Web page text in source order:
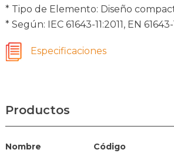
* Tipo de Elemento: Diseño
* Según: IEC 61643-11:2011, EN 61643-
Especificaciones
Productos
Nombre Código